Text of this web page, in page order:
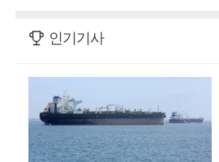
인기기사